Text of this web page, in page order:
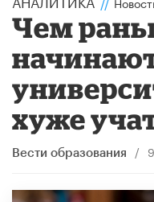
Чем
хуже
Вести образования /